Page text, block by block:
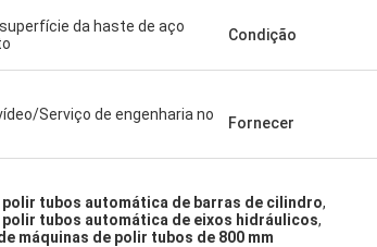
da haste de aço
Condição
Serviço de engenharia no
Fornecer
polir tubos automática de barras de cilindro,
polir tubos automática de eixos hidráulicos,
máquinas de polir tubos de 800 mm